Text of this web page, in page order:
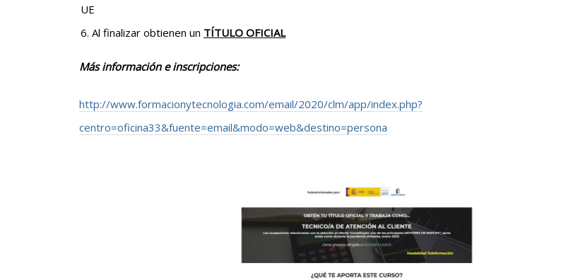
UE
Al finalizar obtienen un TÍTULO OFICIAL
Más información e inscripciones:
http://www.formacionytecnologia.com/email/2020/clm/app/index.php?
centro=oficina33&fuente=email&modo=web&destino=persona